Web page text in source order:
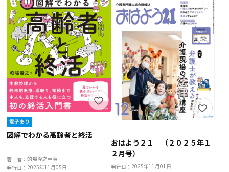
図解でわかる高齢者と終活
著 者：的場隆之＝著
発行日：2025年11月05日
おはよう２１ （２０２５年１
２月号）
発行日： 2025年11月01日